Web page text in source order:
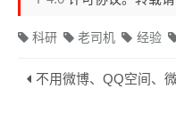
科研 老司机 经验
不用微博、QQ空间、